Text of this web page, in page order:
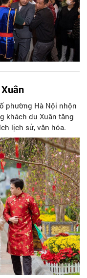
phường Hà Nội nhộn
khách du Xuân tăng
lịch sử, văn hóa.